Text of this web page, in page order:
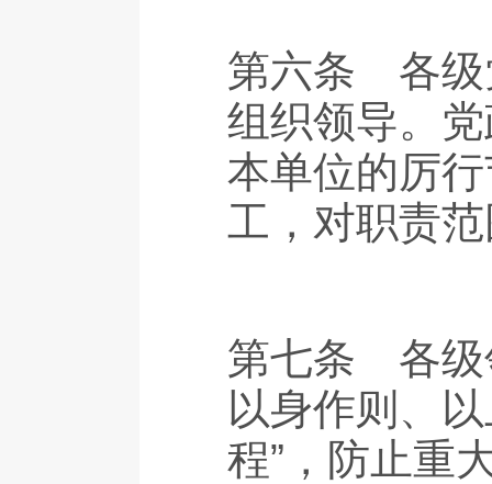
第六条 各级
组织领导。
本单位的厉
工，对职责
第七条 各级
以身作则、
程”，防止重